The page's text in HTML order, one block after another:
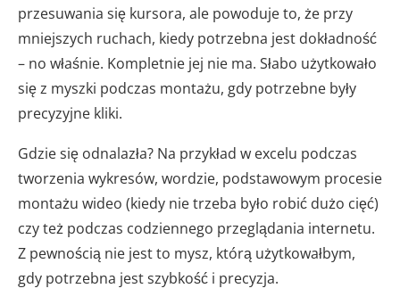
przesuwania się kursora, ale powoduje to, że przy
mniejszych ruchach, kiedy potrzebna jest dokładność
– no właśnie. Kompletnie jej nie ma. Słabo użytkowało
się z myszki podczas montażu, gdy potrzebne były
precyzyjne kliki.
Gdzie się odnalazła? Na przykład w excelu podczas
tworzenia wykresów, wordzie, podstawowym procesie
montażu wideo (kiedy nie trzeba było robić dużo cięć)
czy też podczas codziennego przeglądania internetu.
Z pewnością nie jest to mysz, którą użytkowałbym,
gdy potrzebna jest szybkość i precyzja.